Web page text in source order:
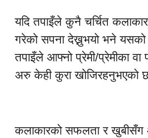
यदि तपाइँले कुनै चर्चित
गरेको सपना देख्नुभयो भने
तपाइँले आफ्नो प्रेमी/प्रेमीका वा
अरु केही कुरा खोजिरहनुभएको
कलाकारको सफलता र खुबीसँग